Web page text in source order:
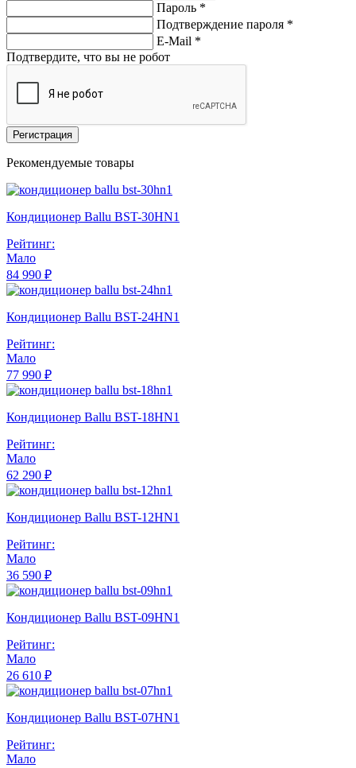
Пароль *
Подтверждение пароля *
E-Mail *
Подтвердите, что вы не робот
Регистрация
Рекомендуемые товары
Кондиционер Ballu BST-30HN1
Рейтинг:
Мало
84 990 ₽
Кондиционер Ballu BST-24HN1
Рейтинг:
Мало
77 990 ₽
Кондиционер Ballu BST-18HN1
Рейтинг:
Мало
62 290 ₽
Кондиционер Ballu BST-12HN1
Рейтинг:
Мало
36 590 ₽
Кондиционер Ballu BST-09HN1
Рейтинг:
Мало
26 610 ₽
Кондиционер Ballu BST-07HN1
Рейтинг:
Мало